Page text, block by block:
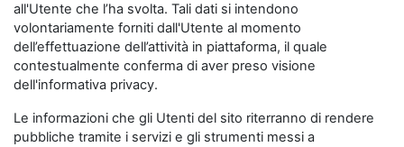
all'Utente che l’ha svolta. Tali dati si intendono
volontariamente forniti dall'Utente al momento
dell’effettuazione dell’attività in piattaforma, il quale
contestualmente conferma di aver preso visione
dell'informativa privacy.
Le informazioni che gli Utenti del sito riterranno di rendere
pubbliche tramite i servizi e gli strumenti messi a